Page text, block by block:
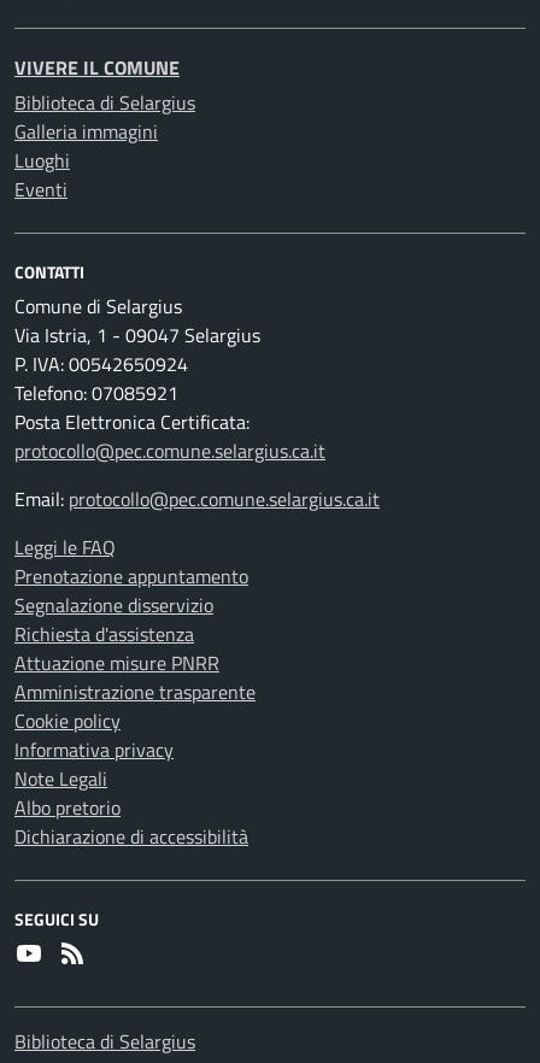
VIVERE IL COMUNE
Biblioteca di Selargius
Galleria immagini
Luoghi
Eventi
CONTATTI
Comune di Selargius
Via Istria, 1 - 09047 Selargius
P. IVA: 00542650924
Telefono: 07085921
Posta Elettronica Certificata:
protocollo@pec.comune.selargius.ca.it
Email: protocollo@pec.comune.selargius.ca.it
Leggi le FAQ
Prenotazione appuntamento
Segnalazione disservizio
Richiesta d'assistenza
Attuazione misure PNRR
Amministrazione trasparente
Cookie policy
Informativa privacy
Note Legali
Albo pretorio
Dichiarazione di accessibilità
SEGUICI SU
Youtube
Biblioteca di Selargius